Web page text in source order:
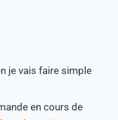
je vais faire simple
en cours de